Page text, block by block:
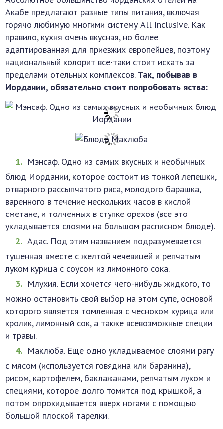
Акабе предлагают разные типы питания, включая
горячо любимую многими систему All Inclusive. Как
правило, кухня очень вкусная, но более
адаптированная для приезжих европейцев, поэтому
национальный колорит все-таки стоит искать за
пределами отельных комплексов. Так, побывав в
Иордании, обязательно стоит попробовать яства:
Мэнсаф. Одно из самых вкусных и необычных
блюд Иордании, которое состоит из тонкой лепешки,
отварного рассыпчатого риса, молодого барашка,
варенного в течение нескольких часов в кислой
сметане, и толченных в ступке орехов (все это
укладывается слоями на большом расписном блюде).
Адас. Под этим названием подразумевается
тушенная вместе с желтой чечевицей и репчатым
луком курица с соусом из лимонного сока.
Млухия. Если хочется чего-нибудь жидкого, то
можно остановить свой выбор на этом супе, основой
которого является томленная с чесноком курица или
кролик, лимонный сок, а также всевозможные специи
и травы.
Маклюба. Еще одно укладываемое слоями рагу
с мясом (используется говядина или баранина),
рисом, картофелем, баклажанами, репчатым луком и
специями, которое долго томится под крышкой, а
потом опрокидывается вверх ногами с помощью
большой плоской тарелки.